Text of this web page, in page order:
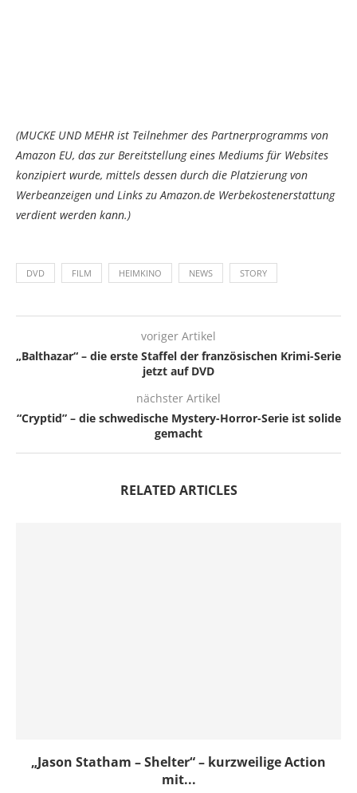
(MUCKE UND MEHR ist Teilnehmer des Partnerprogramms von
Amazon EU, das zur Bereitstellung eines Mediums für Websites
konzipiert wurde, mittels dessen durch die Platzierung von
Werbeanzeigen und Links zu Amazon.de Werbekostenerstattung
verdient werden kann.)
DVD FILM HEIMKINO NEWS STORY
voriger Artikel
„Balthazar“ – die erste Staffel der französischen Krimi-Serie
jetzt auf DVD
nächster Artikel
“Cryptid” – die schwedische Mystery-Horror-Serie ist solide
gemacht
RELATED ARTICLES
„Jason Statham – Shelter“ – kurzweilige Action
mit...